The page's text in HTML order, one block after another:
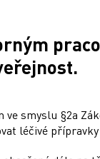
let
let
od 55 let
smyslu §2a
léčivé